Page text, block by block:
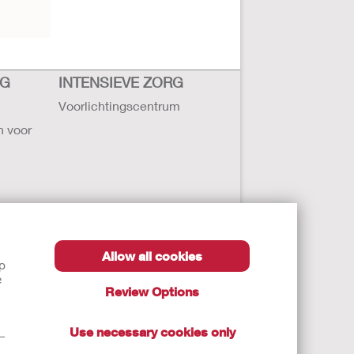
Allow all cookies
Review Options
Use necessary cookies only
voor
INTENSIEVE ZORG
Voorlichtingscentrum